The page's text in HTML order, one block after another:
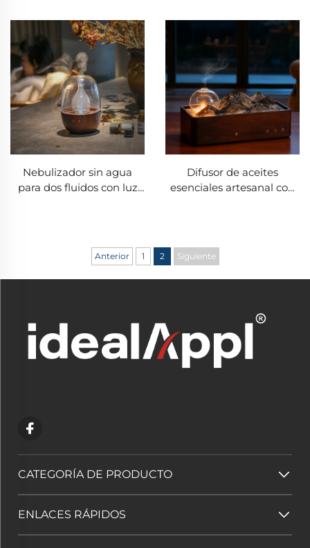
Nebulizador sin agua
para dos fluidos con luz
Difusor de aceites
esenciales artesanal con
Anterior 1 2 Siguiente
CATEGORÍA DE PRODUCTO
ENLACES RÁPIDOS